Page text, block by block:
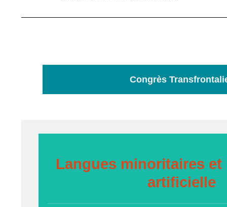
Congrès
Langues minoritaires
artificielle